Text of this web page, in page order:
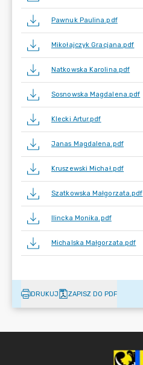
Pawnuk Paulina.pdf
Mikołajczyk Gracjana.pdf
Natkowska Karolina.pdf
Sosnowska Magdalena.pdf
Klecki Artur.pdf
Janas Magdalena.pdf
Kruszewski Michał.pdf
Szatkowska Małgorzata.pdf
Ilincka Monika.pdf
Michalska Małgorzata.pdf
DRUKUJ ZAPISZ DO PDF